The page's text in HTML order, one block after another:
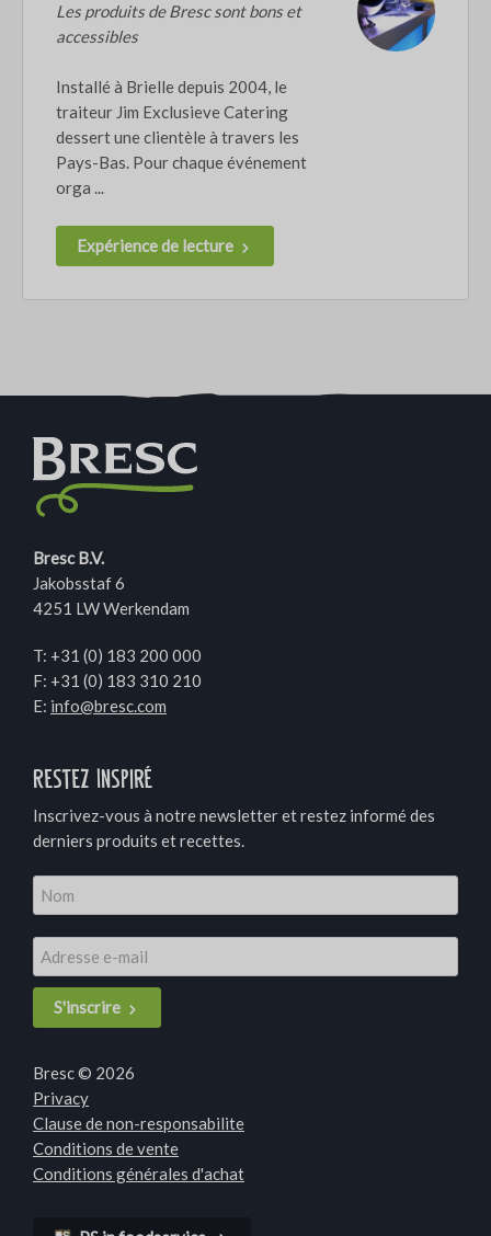
Les produits de Bresc sont bons et
accessibles
Installé à Brielle depuis 2004, le
traiteur Jim Exclusieve Catering
dessert une clientèle à travers les
Pays-Bas. Pour chaque événement
orga ...
Expérience de lecture
Bresc B.V.
Jakobsstaf 6
4251 LW Werkendam
T: +31 (0) 183 200 000
F: +31 (0) 183 310 210
E: info@bresc.com
Restez Inspiré
Inscrivez-vous à notre newsletter et restez informé des
derniers produits et recettes.
S'inscrire
Bresc © 2026
Privacy
Clause de non-responsabilite
Conditions de vente
Conditions générales d'achat